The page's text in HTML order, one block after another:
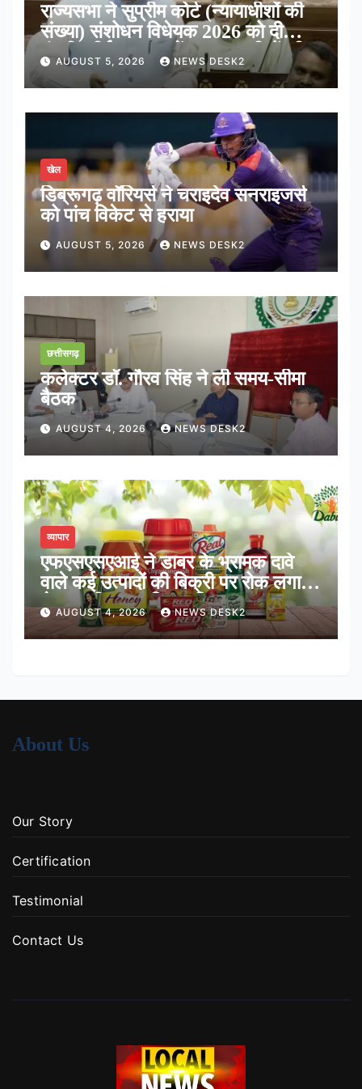
राज्यसभा ने सुप्रीम कोर्ट (न्यायाधीशों की
संख्या) संशोधन विधेयक 2026 को दी
मंजूरी, शीर्ष अदालत में अब न्यायधीशों की
संख्या होगी 38
AUGUST 5, 2026 NEWS DESK2
खेल
डिब्रूगढ़ वॉरियर्स ने चराइदेव सनराइजर्स
को पांच विकेट से हराया
AUGUST 5, 2026 NEWS DESK2
छत्तीसगढ़
कलेक्टर डॉ. गौरव सिंह ने ली समय-सीमा
बैठक
AUGUST 4, 2026 NEWS DESK2
व्यापार
एफएसएसएआई ने डाबर के भ्रामक दावे
वाले कई उत्पादों की बिक्री पर रोक लगाई,
शेयर करीब 3 प्रतिशत फिसला
AUGUST 4, 2026 NEWS DESK2
About Us
Our Story
Certification
Testimonial
Contact Us